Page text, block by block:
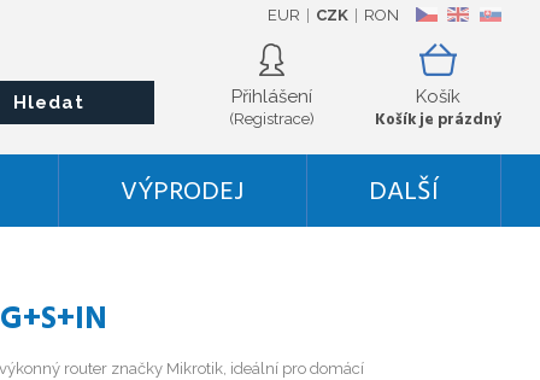
CZ EN SK
EUR CZK RON
Košík
Košík je prázdný
Přihlášení
(Registrace)
Hledat
VÝPRODEJ DALŠÍ
router značky Mikrotik, ideální pro domácí